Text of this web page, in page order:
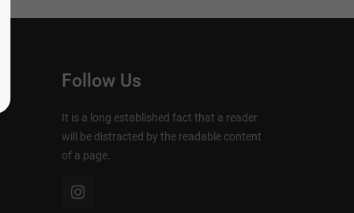
Follow Us
It is a long established fact that a reader
will be distracted by the readable content
of a page.